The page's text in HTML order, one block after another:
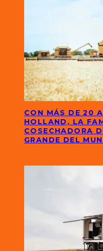
CON MÁS DE 20
HOLLAND, LA
COSECHADORA
GRANDE DEL